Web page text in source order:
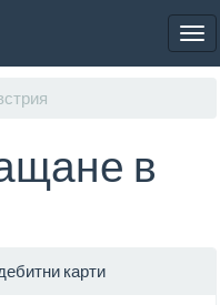
в
карти